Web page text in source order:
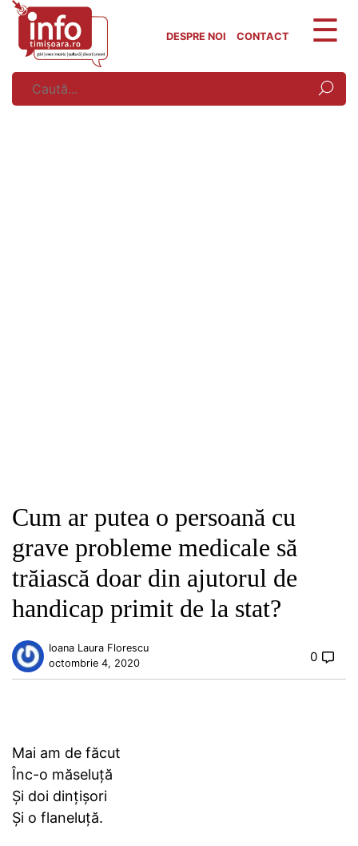
Skip
content
DESPRE NOI CONTACT
Cum ar putea o persoană cu
grave probleme medicale să
trăiască doar din ajutorul de
handicap primit de la stat?
Ioana Laura Florescu
octombrie 4, 2020
0
Mai am de făcut
Înc-o măseluță
Și doi dințișori
Și o flaneluță.